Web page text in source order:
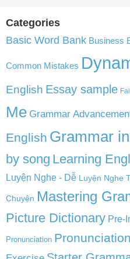
Categories
Basic Word Bank Business
Common Mistakes
English Essay sample
Me Grammar
English Grammar
by song Learning
Luyện Nghe - Dễ Luyện Nghe
Chuyện Mastering
Picture Dictionary Pre-
Pronunciation